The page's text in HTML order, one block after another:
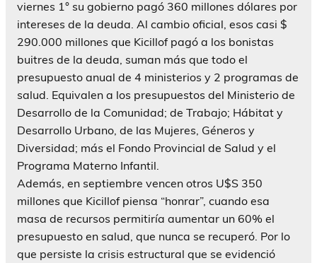
viernes 1° su gobierno pagó 360 millones dólares por
intereses de la deuda. Al cambio oficial, esos casi $
290.000 millones que Kicillof pagó a los bonistas
buitres de la deuda, suman más que todo el
presupuesto anual de 4 ministerios y 2 programas de
salud. Equivalen a los presupuestos del Ministerio de
Desarrollo de la Comunidad; de Trabajo; Hábitat y
Desarrollo Urbano, de las Mujeres, Géneros y
Diversidad; más el Fondo Provincial de Salud y el
Programa Materno Infantil.
Además, en septiembre vencen otros U$S 350
millones que Kicillof piensa “honrar”, cuando esa
masa de recursos permitiría aumentar un 60% el
presupuesto en salud, que nunca se recuperó. Por lo
que persiste la crisis estructural que se evidenció